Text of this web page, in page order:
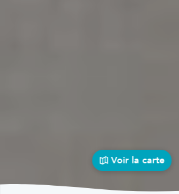
Voir la carte